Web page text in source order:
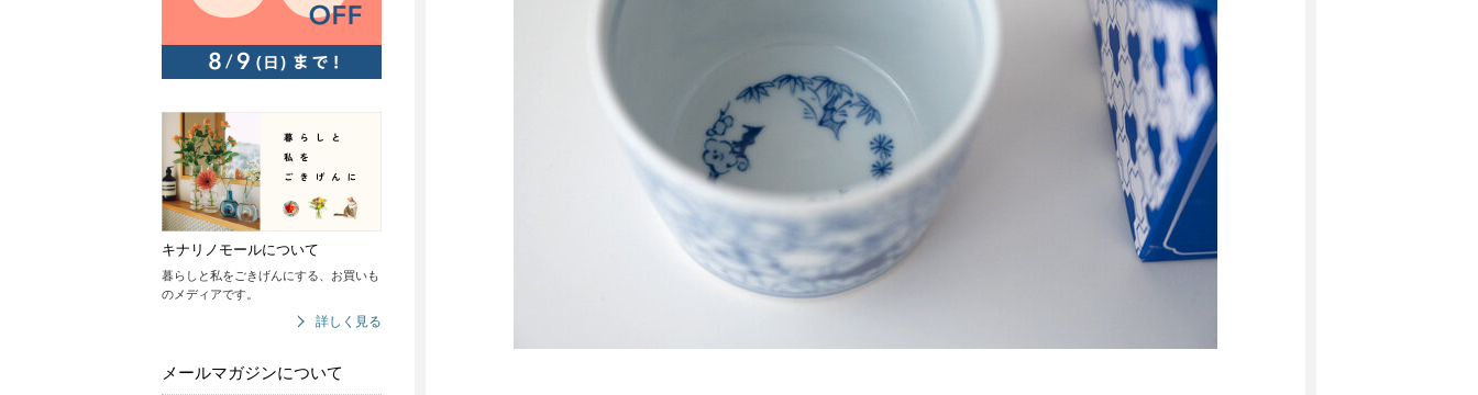
キナリノモールについて
暮らしと私をごきげんにする、お買いも
のメディアです。
詳しく見る
メールマガジンについて